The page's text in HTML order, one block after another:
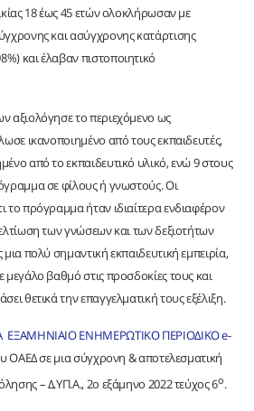
18 έως 45 ετών ολοκλήρωσαν με
και ασύγχρονης κατάρτισης
και έλαβαν πιστοποιητικό
αξιολόγησε το περιεχόμενο ως
ικανοποιημένο από τους εκπαιδευτές,
από το εκπαιδευτικό υλικό, ενώ 9 στους
σε φίλους ή γνωστούς. Οι
το πρόγραμμα ήταν ιδιαίτερα ενδιαφέρον
των γνώσεων και των δεξιοτήτων
πολύ σημαντική εκπαιδευτική εμπειρία,
βαθμό στις προσδοκίες τους και
θετικά την επαγγελματική τους εξέλιξη.
ΕΞΑΜΗΝΙΑΙΟ ΕΝΗΜΕΡΩΤΙΚΟ ΠΕΡΙΟΔΙΚΟ e-
ΟΑΕΔ σε μια σύγχρονη & αποτελεσματική
– Δ.ΥΠ.Α., 2ο εξάμηνο 2022 τεύχος 6ο.